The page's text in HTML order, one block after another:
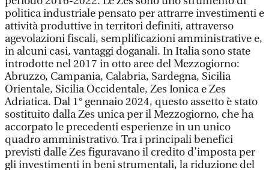
politica industriale pensato per attrarre investimenti e
attività produttive in territori definiti, attraverso
agevolazioni fiscali, semplificazioni amministrative e,
in alcuni casi, vantaggi doganali. In Italia sono state
introdotte nel 2017 in otto aree del Mezzogiorno:
Abruzzo, Campania, Calabria, Sardegna, Sicilia
Orientale, Sicilia Occidentale, Zes Ionica e Zes
Adriatica. Dal 1° gennaio 2024, questo assetto è stato
sostituito dalla Zes unica per il Mezzogiorno, che ha
accorpato le precedenti esperienze in un unico
quadro amministrativo. Tra i principali benefici
previsti dalle Zes figuravano il credito d’imposta per
gli investimenti in beni strumentali, la riduzione del